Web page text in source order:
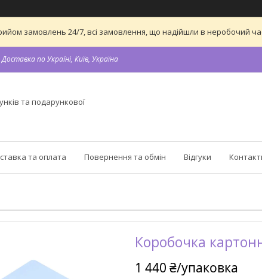
замовлень 24/7, всі замовлення, що надійшли в неробочий
Доставка по Україні, Київ, Україна
та подарункової
та оплата Повернення та обмін Відгуки
Коробочка
1 440 ₴/упаковка